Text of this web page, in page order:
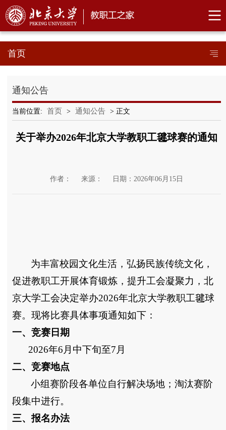
首页
通知公告
当前位置: 首页 > 通知公告 > 正文
关于举办2026年北京大学教职工毽球赛的通知
作者： 来源： 日期：2026年06月15日
为丰富校园文化生活，弘扬民族传统文化，
促进教职工开展体育锻炼，提升工会凝聚力，北
京大学工会决定举办2026年北京大学教职工毽球
赛。现将比赛具体事项通知如下：
一、竞赛日期
2026年6 月中下旬至7 月
二、竞赛地点
小组赛阶段各单位自行解决场地；淘汰赛阶
段集中进行。
三、报名办法